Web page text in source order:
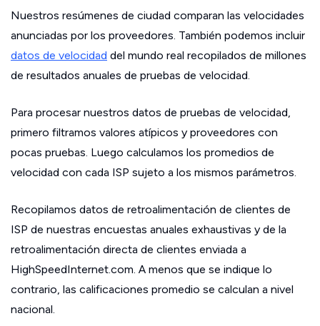
Nuestros resúmenes de ciudad comparan las velocidades
anunciadas por los proveedores. También podemos incluir
datos de velocidad del mundo real recopilados de millones
de resultados anuales de pruebas de velocidad.
Para procesar nuestros datos de pruebas de velocidad,
primero filtramos valores atípicos y proveedores con
pocas pruebas. Luego calculamos los promedios de
velocidad con cada ISP sujeto a los mismos parámetros.
Recopilamos datos de retroalimentación de clientes de
ISP de nuestras encuestas anuales exhaustivas y de la
retroalimentación directa de clientes enviada a
HighSpeedInternet.com. A menos que se indique lo
contrario, las calificaciones promedio se calculan a nivel
nacional.